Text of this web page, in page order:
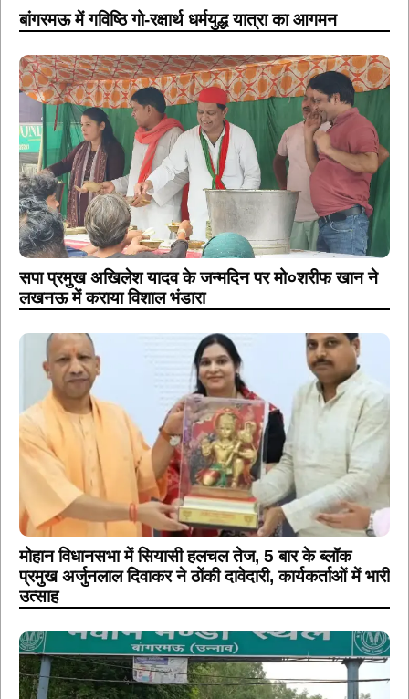
बांगरमऊ में गविष्ठि गो-रक्षार्थ धर्मयुद्ध यात्रा का आगमन
सपा प्रमुख अखिलेश यादव के जन्मदिन पर मो०शरीफ खान ने
लखनऊ में कराया विशाल भंडारा
मोहान विधानसभा में सियासी हलचल तेज, 5 बार के ब्लॉक
प्रमुख अर्जुनलाल दिवाकर ने ठोंकी दावेदारी, कार्यकर्ताओं में भारी
उत्साह